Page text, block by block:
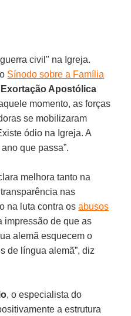
civil" na Igreja.
Sínodo sobre a Família
Exortação Apostólica
momento, as forças
se mobilizaram
ódio na Igreja. A
que passa”.
melhora tanto na
nas
na luta contra os abusos
impressão de que as
alemã esquecem o
de língua alemã”, diz
, o especialista do
a estrutura